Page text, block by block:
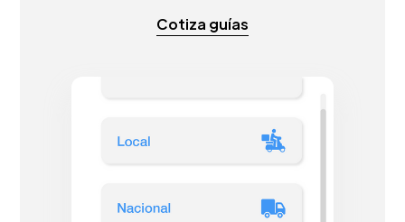
Cotiza guías